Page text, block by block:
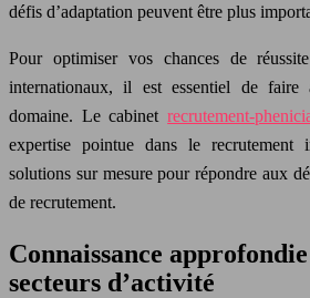
défis d’adaptation peuvent être plus
Pour optimiser vos chances de
internationaux, il est essentiel de
domaine. Le cabinetrecrutement-
expertise pointue dans le recrutement
solutions sur mesure pour répondre aux
de recrutement.
Connaissance
secteurs d’activité